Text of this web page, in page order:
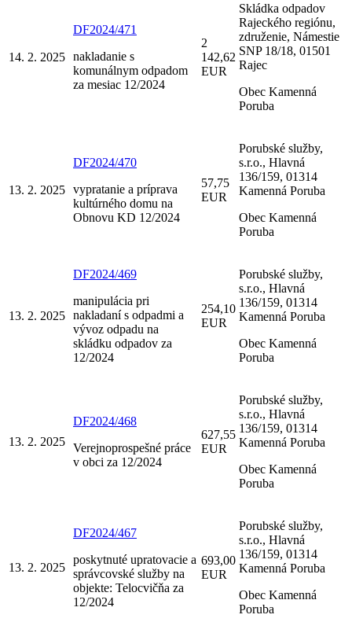
14. 2. 2025
DF2024/471
nakladanie s
komunálnym odpadom
za mesiac 12/2024
2
142,62
EUR
Skládka odpadov
Rajeckého regiónu,
združenie, Námestie
SNP 18/18, 01501
Rajec
Obec Kamenná
Poruba
13. 2. 2025
DF2024/470
vypratanie a príprava
kultúrného domu na
Obnovu KD 12/2024
57,75
EUR
Porubské služby,
s.r.o., Hlavná
136/159, 01314
Kamenná Poruba
Obec Kamenná
Poruba
13. 2. 2025
DF2024/469
manipulácia pri
nakladaní s odpadmi a
vývoz odpadu na
skládku odpadov za
12/2024
254,10
EUR
Porubské služby,
s.r.o., Hlavná
136/159, 01314
Kamenná Poruba
Obec Kamenná
Poruba
13. 2. 2025
DF2024/468
Verejnoprospešné práce
v obci za 12/2024
627,55
EUR
Porubské služby,
s.r.o., Hlavná
136/159, 01314
Kamenná Poruba
Obec Kamenná
Poruba
13. 2. 2025
DF2024/467
poskytnuté upratovacie a
správcovské služby na
objekte: Telocvičňa za
12/2024
693,00
EUR
Porubské služby,
s.r.o., Hlavná
136/159, 01314
Kamenná Poruba
Obec Kamenná
Poruba